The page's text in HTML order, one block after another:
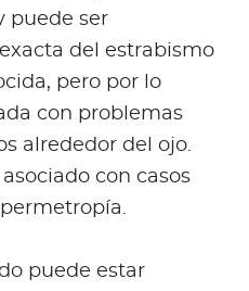
puede ser
del estrabismo
pero por lo
con problemas
alrededor del ojo.
con casos
puede estar